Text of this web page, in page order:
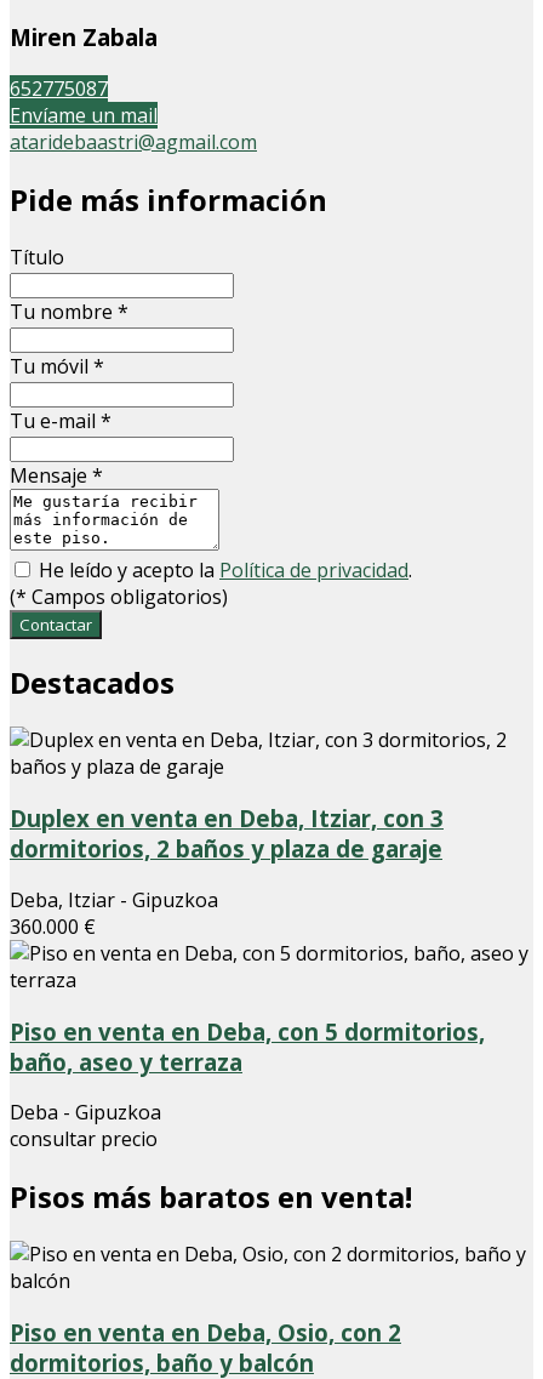
Miren Zabala
652775087
Envíame un mail
ataridebaastri@agmail.com
Pide más información
Título
Tu nombre *
Tu móvil *
Tu e-mail *
Mensaje *
He leído y acepto la Política de privacidad.
(* Campos obligatorios)
Contactar
Destacados
Duplex en venta en Deba, Itziar, con 3
dormitorios, 2 baños y plaza de garaje
Deba, Itziar - Gipuzkoa
360.000 €
Piso en venta en Deba, con 5 dormitorios,
baño, aseo y terraza
Deba - Gipuzkoa
consultar precio
Pisos más baratos en venta!
Piso en venta en Deba, Osio, con 2
dormitorios, baño y balcón